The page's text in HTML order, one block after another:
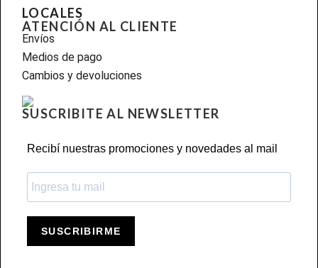
LOCALES
ATENCIÓN AL CLIENTE
Envíos
Medios de pago
Cambios y devoluciones
SUSCRIBITE AL NEWSLETTER
Recibí nuestras promociones y novedades al mail
SUSCRIBIRME